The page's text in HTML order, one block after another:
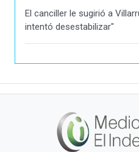
El canciller le sugirió a
intentó desestabilizar"